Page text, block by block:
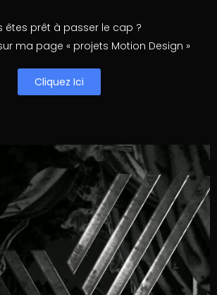
êtes prêt à passer le cap ?
ma page « projets Motion Design »
Cliquez Ici